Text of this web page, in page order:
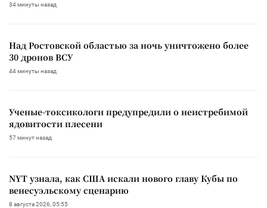
34 минуты назад
Над Ростовской областью за ночь уничтожено более
30 дронов ВСУ
44 минуты назад
Ученые-токсикологи предупредили о неистребимой
ядовитости плесени
57 минут назад
NYT узнала, как США искали нового главу Кубы по
венесуэльскому сценарию
8 августа 2026, 05:55